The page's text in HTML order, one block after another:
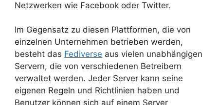
Netzwerken wie Facebook oder Twitter.
Im Gegensatz zu diesen Plattformen, die von
einzelnen Unternehmen betrieben werden,
besteht das Fediverse aus vielen unabhängigen
Servern, die von verschiedenen Betreibern
verwaltet werden. Jeder Server kann seine
eigenen Regeln und Richtlinien haben und
Benutzer können sich auf einem Server